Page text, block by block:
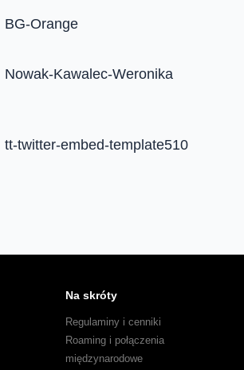
BG-Orange
Nowak-Kawalec-Weronika
tt-twitter-embed-template510
Na skróty
Regulaminy i cenniki
Roaming i połączenia
międzynarodowe